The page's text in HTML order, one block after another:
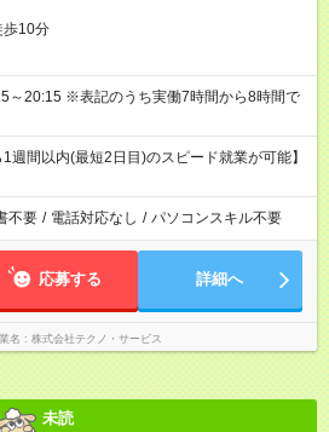
歩10分
働7時間から8時間で
週間以内(最短2日目)のスピード就業が可能】
不要 / 電話対応なし / パソコンスキル不要
応募する 詳細へ
名 株式会社テクノ・サービス
未読